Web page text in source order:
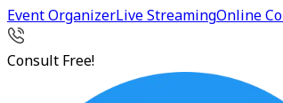
Event OrganizerLive StreamingOnline
Consult Free!